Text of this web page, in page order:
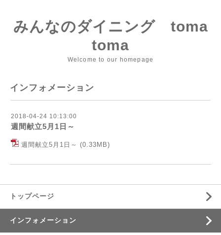
みんなのダイニング toma
toma
Welcome to our homepage
インフォメーション
2018-04-24 10:13:00
週間献立5月1日～
週間献立5月1日～ (0.33MB)
トップページ
インフォメーション